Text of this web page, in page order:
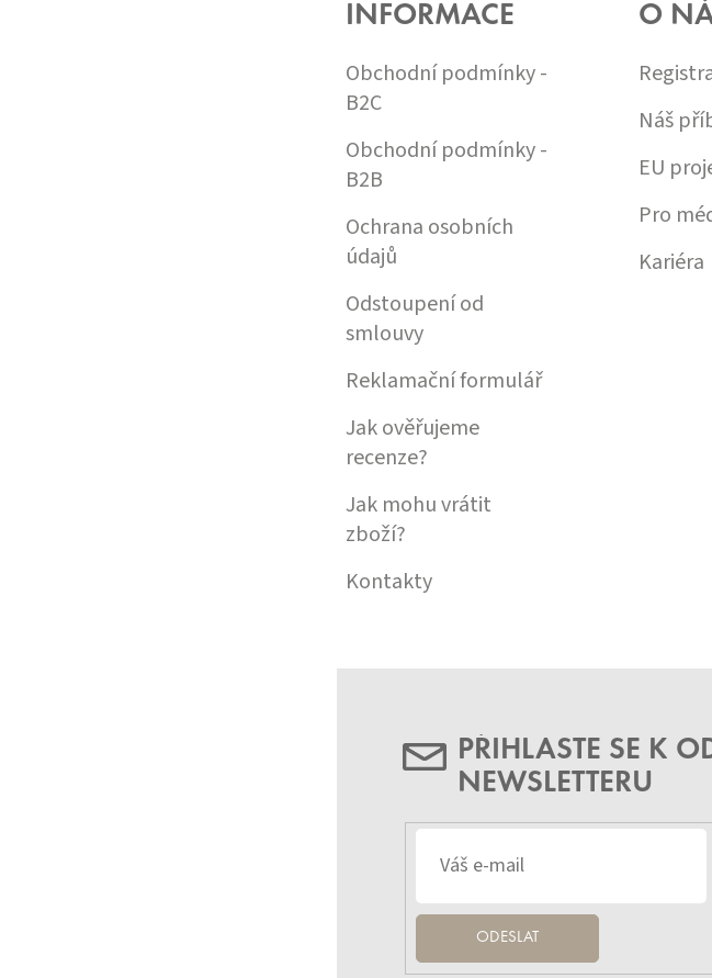
INFORMACE
Obchodní podmínky -
B2C
Obchodní podmínky -
B2B
Ochrana osobních
údajů
Odstoupení od
smlouvy
Reklamační formulář
Jak ověřujeme
recenze?
Jak mohu vrátit
zboží?
Kontakty
O
Náš
EU
Pro
Kariéra
PŘIHLASTE SE K
NEWSLETTERU
ODESLAT